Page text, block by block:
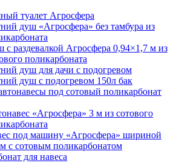
туалет Агросфера
душ «Агросфера» без тамбура из
с раздевалкой Агросфера 0,94×1,7 м из
поликарбоната
душ для дачи с подогревом
душ с подогревом 150л бак
под сотовый поликарбонат
«Агросфера» 3 м из сотового
под машину «Агросфера» шириной
с сотовым поликарбонатом
для навеса